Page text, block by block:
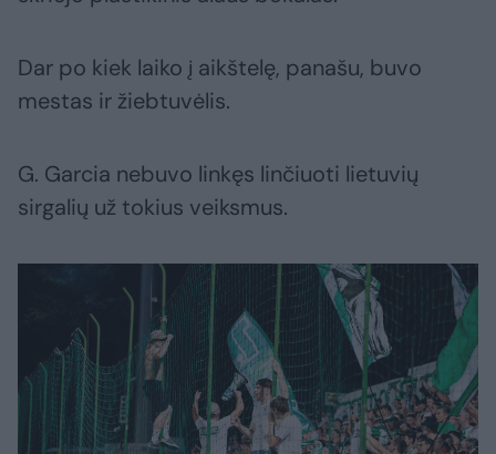
Dar po kiek laiko į aikštelę, panašu, buvo
mestas ir žiebtuvėlis.
G. Garcia nebuvo linkęs linčiuoti lietuvių
sirgalių už tokius veiksmus.